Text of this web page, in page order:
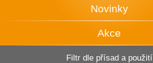
Novinky
Akce
Filtr dle přísad a použití